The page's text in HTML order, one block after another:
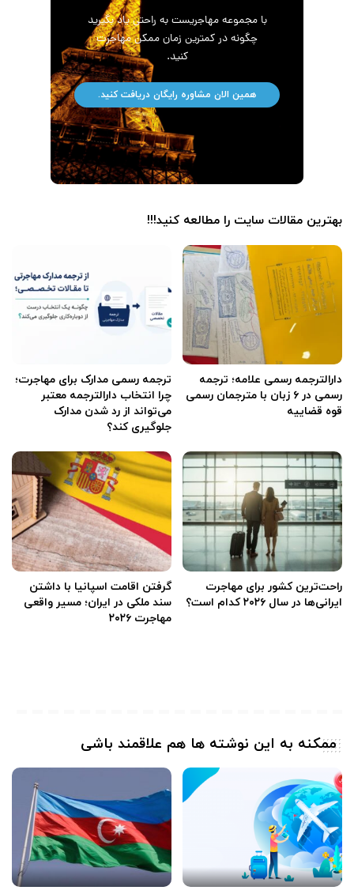
با مجموعه مهاجریست به راحتی یاد بگیرید
چگونه در کمترین زمان ممکن مهاجرت
کنید.
همین الان مشاوره رایگان دریافت کنید.
بهترین مقالات سایت را مطالعه کنید!!!
دارالترجمه رسمی علامه؛ ترجمه
رسمی در ۶ زبان با مترجمان رسمی
قوه قضاییه
ترجمه رسمی مدارک برای مهاجرت؛
چرا انتخاب دارالترجمه معتبر
می‌تواند از رد شدن مدارک
جلوگیری کند؟
راحت‌ترین کشور برای مهاجرت
ایرانی‌ها در سال ۲۰۲۶ کدام است؟
گرفتن اقامت اسپانیا با داشتن
سند ملکی در ایران؛ مسیر واقعی
مهاجرت ۲۰۲۶
ممکنه به این نوشته ها هم علاقمند باشی